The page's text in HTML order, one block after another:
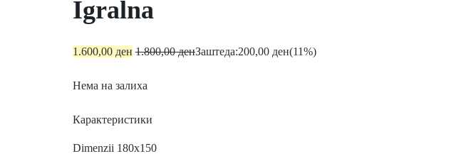
Igralna
1.600,00 ден 1.800,00денЗаштеда:200,00 ден(11%)
Нема на залиха
Карактеристики
Dimenzii 180x150